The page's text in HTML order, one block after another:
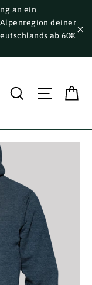
an ein
deiner
ab 60€
Suche